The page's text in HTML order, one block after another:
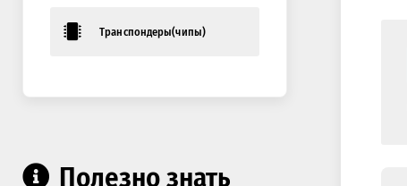
Транспондеры(чипы)
Полезно знать